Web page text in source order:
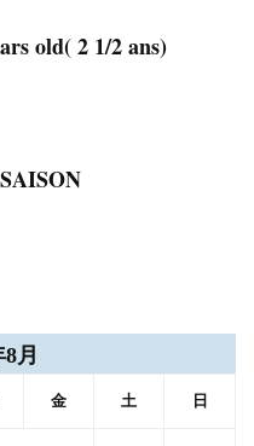
old( 2 1/2 ans)
月
金 土 日